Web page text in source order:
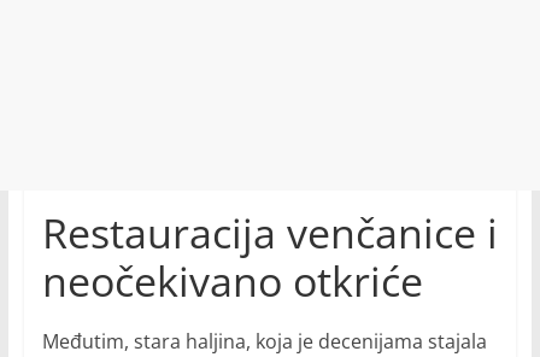
Restauracija venčanice i
neočekivano otkriće
Međutim, stara haljina, koja je decenijama stajala